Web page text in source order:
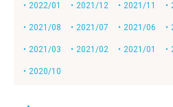
・2022/01 ・2021/12 ・2021/11
・2021/08 ・2021/07 ・2021/06
・2021/03 ・2021/02 ・2021/01
・2020/10